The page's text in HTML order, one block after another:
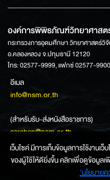
องค์การพิพิธภัณฑ์วิทยาศาสต
กระทรวงการอุดมศึกษา วิทยาศาสตร์วิ
อ.คลองหลวง จ.ปทุมธานี 12120
โทร: 02577-9999, แฟกซ์ 02577-9900
อีเมล
info@nsm.or.th
(สำหรับรับ-ส่งหนังสือราชการ)
saraban@nsm.or.th
เว็บไซค์ มีการเก็บข้อมูลการใช้งาน
ของผู้ใช้ให้ดียิ่งขึ้น คลิกเพื่อดูข้อมูลเ
‘นโยบาย